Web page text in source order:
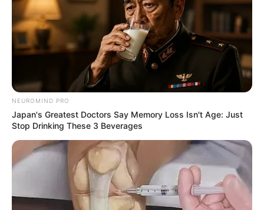
NEUROMIND PRO
Japan's Greatest Doctors Say Memory Loss Isn't Age: Just
Stop Drinking These 3 Beverages